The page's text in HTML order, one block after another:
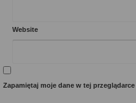
Website
Zapamiętaj moje dane w tej